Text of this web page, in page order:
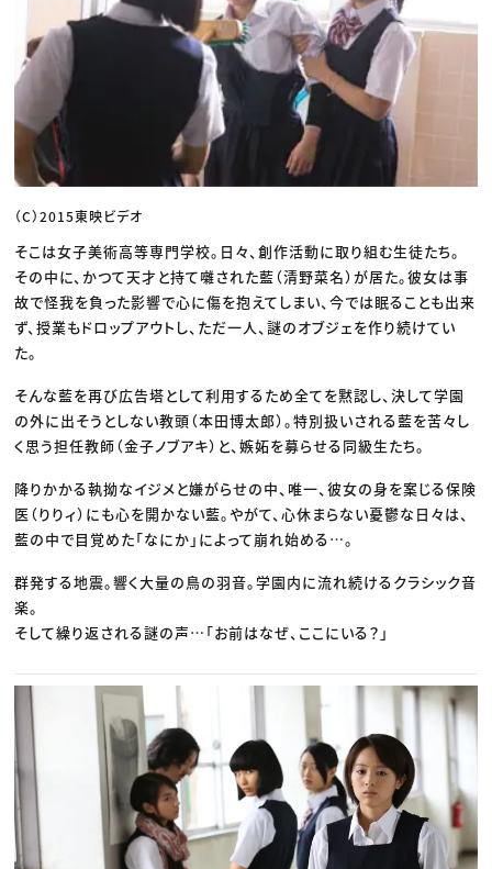
（C）2015東映ビデオ
そこは女子美術高等専門学校。日々、創作活動に取り組む生徒たち。
その中に、かつて天才と持て囃された藍（清野菜名）が居た。彼女は事
故で怪我を負った影響で心に傷を抱えてしまい、今では眠ることも出来
ず、授業もドロップアウトし、ただ一人、謎のオブジェを作り続けてい
た。
そんな藍を再び広告塔として利用するため全てを黙認し、決して学園
の外に出そうとしない教頭（本田博太郎）。特別扱いされる藍を苦々し
く思う担任教師（金子ノブアキ）と、嫉妬を募らせる同級生たち。
降りかかる執拗なイジメと嫌がらせの中、唯一、彼女の身を案じる保険
医（りりィ）にも心を開かない藍。やがて、心休まらない憂鬱な日々は、
藍の中で目覚めた「なにか」によって崩れ始める…。
群発する地震。響く大量の鳥の羽音。学園内に流れ続けるクラシック音
楽。
そして繰り返される謎の声…「お前はなぜ、ここにいる？」